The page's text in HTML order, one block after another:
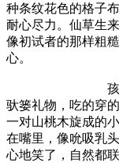
种条纹花色的格子
耐心尽力。仙草生
像初试者的那样粗
心。
孩子满月时
驮篓礼物，吃的穿
一对山桃木旋成的
在嘴里，像吮吸乳
心地笑了，自然都